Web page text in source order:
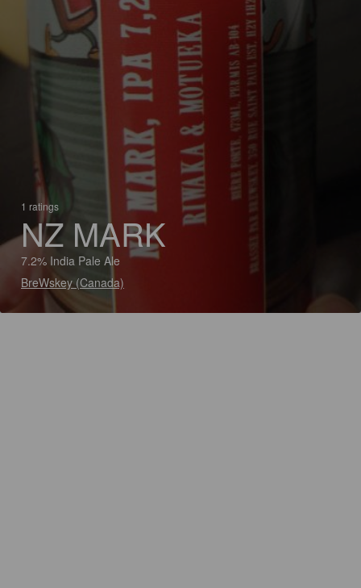
1 ratings
NZ MARK
7.2% India Pale Ale
BreWskey (Canada)